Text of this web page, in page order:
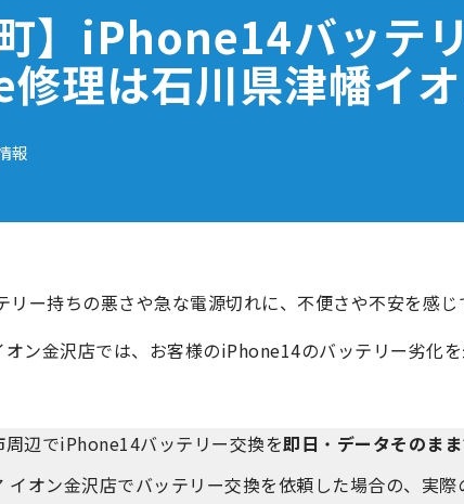
町】iPhone14バッテ
理は石川県津幡イ
報
ー持ちの悪さや急な電源切れに、不便さや不安を感じ
オン金沢店では、お客様のiPhone14のバッテリー劣化を
周辺でiPhone14バッテリー交換を即日 ・ データそのまま
イオン金沢店でバッテリー交換を依頼した場合の、実